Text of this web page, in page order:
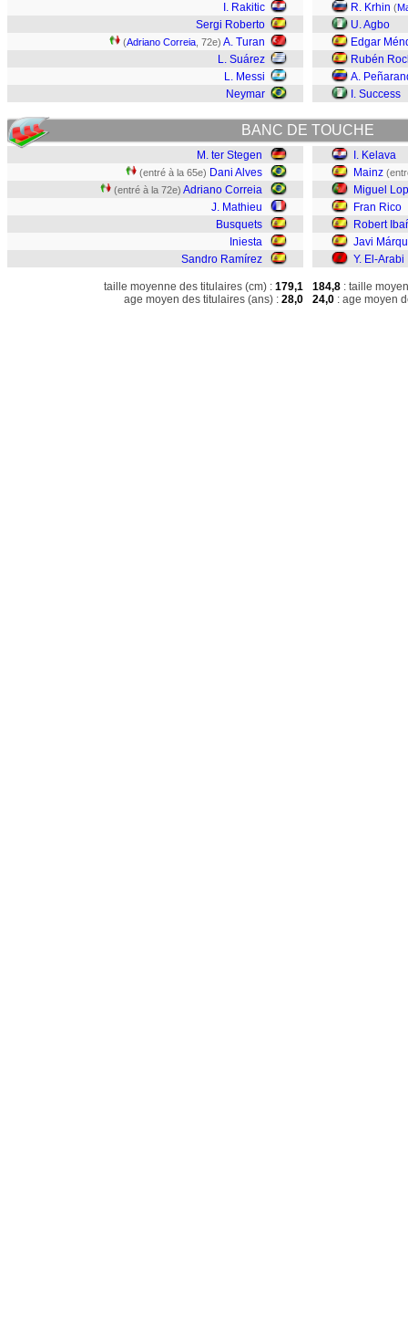
I. Rakitic
Sergi Roberto
(Adriano Correia , 72e) A. Turan
L. Suárez
L. Messi
Neymar
R. Krhin (
U. Agbo
Edgar
Rubén
A.
I. Success
BANC DE TOUCHE
M. ter Stegen
(entré à la 65e) Dani Alves
(entré à la 72e) Adriano Correia
J. Mathieu
Busquets
Iniesta
Sandro Ramírez
taille moyenne des titulaires (cm) : 179,1
age moyen des titulaires (ans) : 28,0
I. Kelava
Mainz
Miguel
Fran Rico
Robert
Javi
Y. El-Arabi
184,8 : taille
24,0 : age moyen